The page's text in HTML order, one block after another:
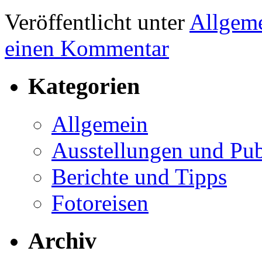
Veröffentlicht unter
einen Kommentar
Kategorien
Allgemein
Ausstellungen und
Berichte und Tipps
Fotoreisen
Archiv